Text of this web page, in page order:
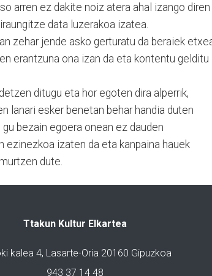
arren ez dakite noiz atera ahal izango diren
data luzerakoa izatea.
zehar jende asko gerturatu da beraiek
erantzuna ona izan da eta kontentu gelditu
ditugu eta hor egoten dira alperrik,
lanari esker benetan behar handia duten
bezain egoera onean ez dauden
izaten da eta kanpaina hauek
dute.
Ttakun Kultur Elkartea
kalea 4, Lasarte-Oria 20160 Gipuzkoa
943 37 14 48